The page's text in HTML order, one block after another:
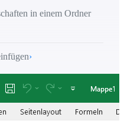
in einem Ordner
›